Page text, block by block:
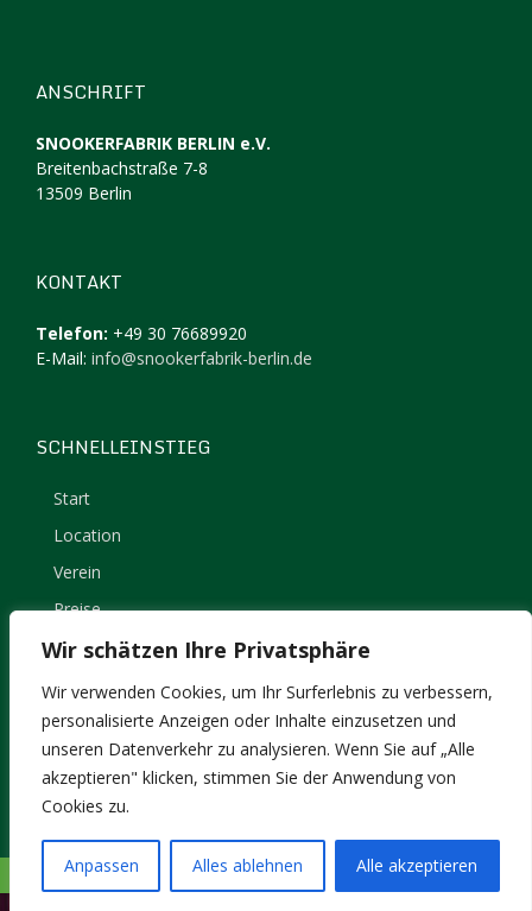
Wir schätzen Ihre Privatsphäre
Wir verwenden Cookies, um Ihr Surferlebnis zu verbessern,
personalisierte Anzeigen oder Inhalte einzusetzen und
unseren Datenverkehr zu analysieren. Wenn Sie auf „Alle
akzeptieren" klicken, stimmen Sie der Anwendung von
Cookies zu.
Anpassen Alles ablehnen Alle akzeptieren
ANSCHRIFT
SNOOKERFABRIK BERLIN e.V.
Breitenbachstraße 7-8
13509 Berlin
KONTAKT
Telefon: +49 30 76689920
E-Mail: info@snookerfabrik-berlin.de
SCHNELLEINSTIEG
Start
Location
Verein
Preise
Kontakt
Impressum
Datenschutz